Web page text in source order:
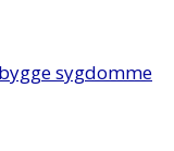
sygdomme